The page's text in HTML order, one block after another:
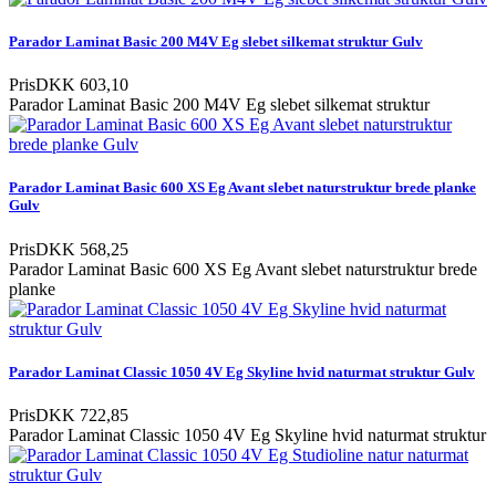
Parador Laminat Basic 200 M4V Eg slebet silkemat struktur Gulv
PrisDKK 603,10
Parador Laminat Basic 200 M4V Eg slebet silkemat struktur
Parador Laminat Basic 600 XS Eg Avant slebet naturstruktur brede planke
Gulv
PrisDKK 568,25
Parador Laminat Basic 600 XS Eg Avant slebet naturstruktur brede
planke
Parador Laminat Classic 1050 4V Eg Skyline hvid naturmat struktur Gulv
PrisDKK 722,85
Parador Laminat Classic 1050 4V Eg Skyline hvid naturmat struktur